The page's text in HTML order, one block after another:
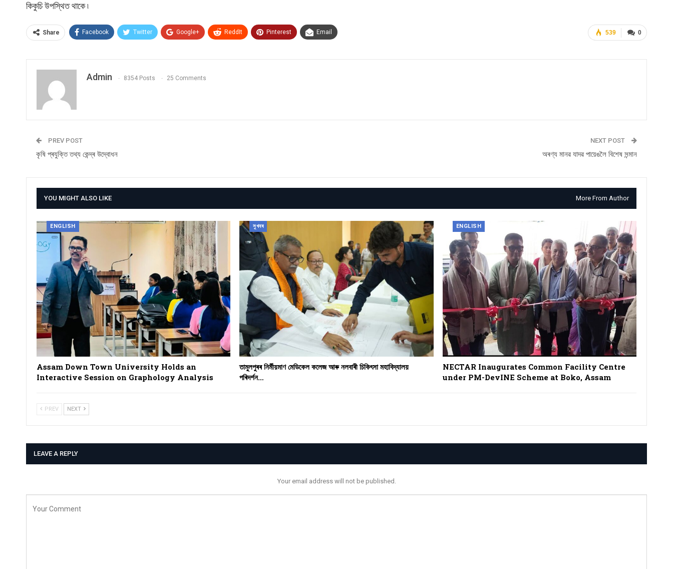
কিকুচি উপস্থিত থাকে ৷
0
539
Share Facebook Twitter Google+ ReddIt Pinterest Email
Admin 8354 Posts 25 Comments
PREV POST
কৃষি প্ৰযুক্তি তথ্য কেন্দ্ৰ উদ্বোধন
NEXT POST
অৰণ্য মানৱ যাদৱ পায়েঙলৈ বিশেষ সন্মান
YOU MIGHT ALSO LIKE More From Author
ENGLISH
Assam Down Town University Holds an
Interactive Session on Graphology Analysis
সুখবৰ
তামুলপুৰৰ নিৰ্মীয়মাণ মেডিকেল কলেজ আৰু নলবাৰী চিকিৎসা মহাবিদ্যালয়
পৰিদৰ্শন…
ENGLISH
NECTAR Inaugurates Common Facility Centre
under PM-DevINE Scheme at Boko, Assam
PREV NEXT
LEAVE A REPLY
Your email address will not be published.